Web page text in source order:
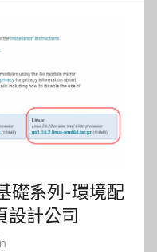
礎系列-環境配
設計公司